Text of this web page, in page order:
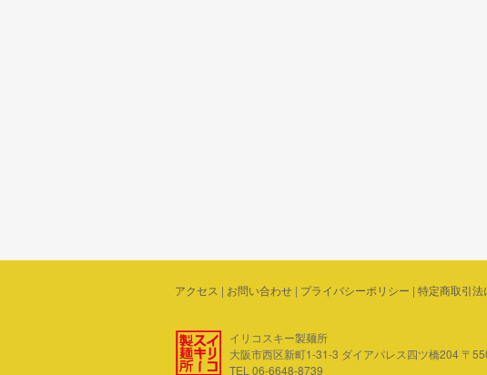
アクセス | お問い合わせ | プライバシーポリシー | 特定商取引
イリコスキー製麺所
大阪市西区新町1-31-3 ダイアパレス四ツ橋204 〒
TEL 06-6648-8739